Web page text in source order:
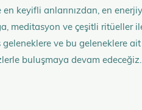
keyifli anlarınızdan, en
meditasyon ve çeşitli
ve bu geleneklere
buluşmaya devam